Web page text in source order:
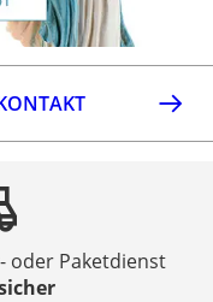
oder Paketdienst